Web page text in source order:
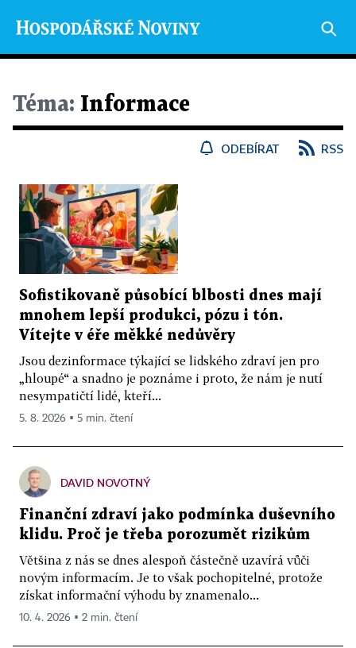
Téma: Informace
ODEBÍRAT RSS
Sofistikovaně působící blbosti dnes mají
mnohem lepší produkci, pózu i tón.
Vítejte v éře měkké nedůvěry
Jsou dezinformace týkající se lidského zdraví jen pro
„hloupé“ a snadno je poznáme i proto, že nám je nutí
nesympatičtí lidé, kteří...
5. 8. 2026 ▪ 5 min. čtení
DAVID NOVOTNÝ
Finanční zdraví jako podmínka duševního
klidu. Proč je třeba porozumět rizikům
Většina z nás se dnes alespoň částečně uzavírá vůči
novým informacím. Je to však pochopitelné, protože
získat informační výhodu by znamenalo...
10. 4. 2026 ▪ 2 min. čtení